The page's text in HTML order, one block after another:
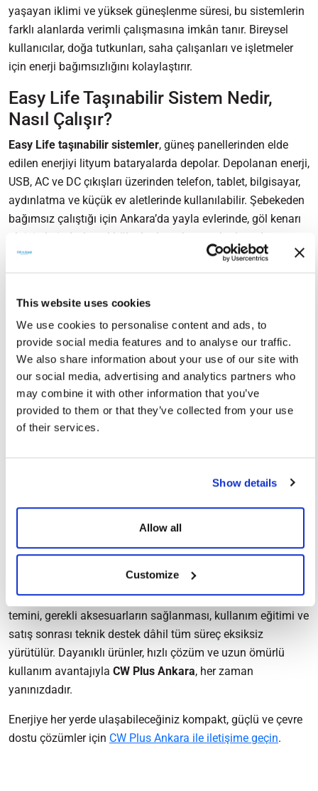
This website uses cookies
We use cookies to personalise content and ads, to
provide social media features and to analyse our traffic.
We also share information about your use of our site with
our social media, advertising and analytics partners who
may combine it with other information that you’ve
provided to them or that they’ve collected from your use
of their services.
Show details
Allow all
Customize
yaşayan iklimi ve yüksek güneşlenme süresi, bu sistemlerin
farklı alanlarda verimli çalışmasına imkân tanır. Bireysel
kullanıcılar, doğa tutkunları, saha çalışanları ve işletmeler
için enerji bağımsızlığını kolaylaştırır.
Easy Life Taşınabilir Sistem Nedir,
Nasıl Çalışır?
Easy Life taşınabilir sistemler, güneş panellerinden elde
edilen enerjiyi lityum bataryalarda depolar. Depolanan enerji,
USB, AC ve DC çıkışları üzerinden telefon, tablet, bilgisayar,
aydınlatma ve küçük ev aletlerinde kullanılabilir. Şebekeden
bağımsız çalıştığı için Ankara’da yayla evlerinde, göl kenarı
aktivitelerinde, kırsal bölgelerde ve kamp alanlarında
kesintisiz enerji sağlar. Hem bireysel kullanım hem de
profesyonel ihtiyaçlar için ideal bir çözümdür.
Ankara’da Easy Life Taşınabilir Sistem
Kullanmanın Avantajları
Ankara, yıl boyunca ortalama 2500 saat güneşlenme
süresiyle taşınabilir güneş enerjisi sistemlerinin yüksek
verimlilikle çalışmasını sağlar. Mogan ve Eymir göllerinde
vakit geçirenler, Kızılcahamam ve Beypazarı çevresinde
doğa yürüyüşleri yapanlar, Gölbaşı ve çevresindeki kırsal
Easy Life sistemlerhem
CW Plus Ankara ile Anahtar Teslim
Easy Life Taşınabilir Sistem Kurulumu
, enerji ihtiyacınıza uygun
enerji sistemiiçin ücretsiz danışmanlık hizmeti sunar. Ürün
temini, gerekli aksesuarların sağlanması, kullanım eğitimi ve
satış sonrası teknik destek dâhil tüm süreç eksiksiz
yürütülür. Dayanıklı ürünler, hızlı çözüm ve uzun ömürlü
kullanım avantajıyla CW Plus Ankara, her zaman
yanınızdadır.
Enerjiye her yerde ulaşabileceğiniz kompakt, güçlü ve çevre
dostu çözümler için CW Plus Ankara ile iletişime geçin.